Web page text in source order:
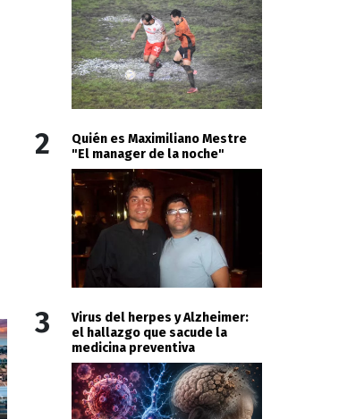
2
Quién es Maximiliano Mestre
"El manager de la noche"
3
Virus del herpes y Alzheimer:
el hallazgo que sacude la
medicina preventiva